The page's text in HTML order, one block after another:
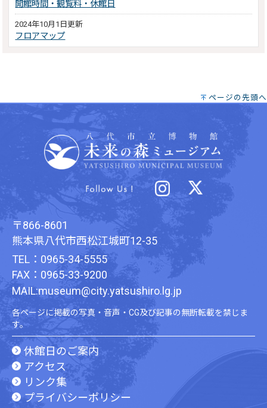
開館時間・観覧料・休館日
2024年10月1日更新
フロアマップ
ページの先頭へ
〒866-8601
熊本県八代市西松江城町12-35
TEL：0965-34-5555
FAX：0965-33-9200
MAIL:museum@city.yatsushiro.lg.jp
各ページに掲載の写真・音声・CG及び記事の無断転載を禁じま
す。
休館日のご案内
アクセス
リンク集
プライバシーポリシー